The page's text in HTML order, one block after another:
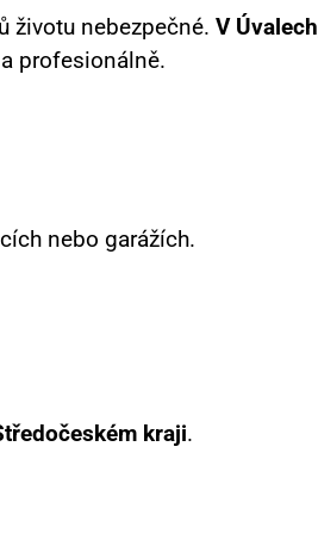
životu nebezpečné. V Úvalech
profesionálně.
nebo garážích.
kraji.